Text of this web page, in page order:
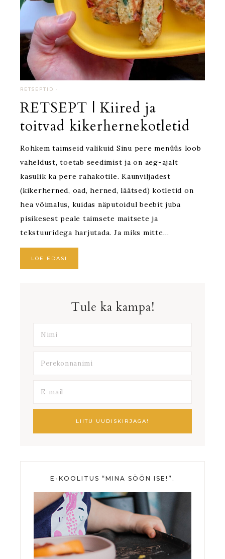
RETSEPTID ·
RETSEPT | Kiired ja
toitvad kikerhernekotletid
Rohkem taimseid valikuid Sinu pere menüüs loob
vaheldust, toetab seedimist ja on aeg-ajalt
kasulik ka pere rahakotile. Kaunviljadest
(kikerherned, oad, herned, läätsed) kotletid on
hea võimalus, kuidas näputoidul beebit juba
pisikesest peale taimsete maitsete ja
tekstuuridega harjutada. Ja miks mitte…
LOE EDASI
Tule ka kampa!
E-KOOLITUS “MINA SÖÖN ISE!”.